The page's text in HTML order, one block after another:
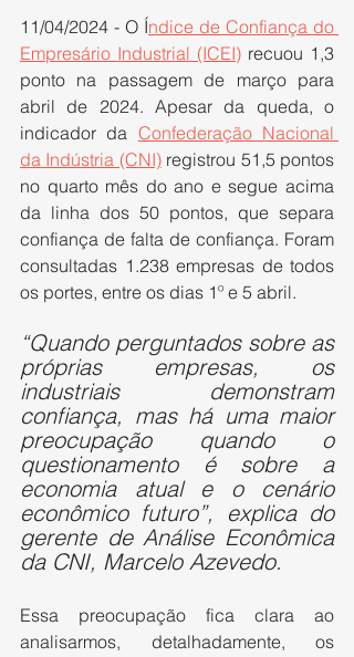
11/04/2024 - O Índice de Confiança do
Empresário Industrial (ICEI) recuou 1,3
ponto na passagem de março para
abril de 2024. Apesar da queda, o
indicador da Confederação Nacional
da Indústria (CNI) registrou 51,5 pontos
no quarto mês do ano e segue acima
da linha dos 50 pontos, que separa
confiança de falta de confiança. Foram
consultadas 1.238 empresas de todos
os portes, entre os dias 1º e 5 abril.
“Quando perguntados sobre as
próprias empresas, os
industriais demonstram
confiança, mas há uma maior
preocupação quando o
questionamento é sobre a
economia atual e o cenário
econômico futuro”, explica do
gerente de Análise Econômica
da CNI, Marcelo Azevedo.
Essa preocupação fica clara ao
analisarmos, detalhadamente, os